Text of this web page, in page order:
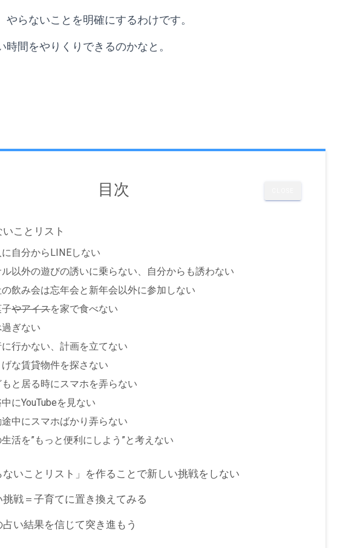
らないことを明確にするわけです。
間をやりくりできるのかなと。
目次
ことリスト
自分からLINEしない
以外の遊びの誘いに乗らない、自分からも誘わない
飲み会は忘年会と新年会以外に参加しない
子やアイスを家で食べない
ぎない
行かない、計画を立てない
げな賃貸物件を探さない
と居る時にスマホを弄らない
にYouTubeを見ない
中にスマホばかり弄らない
活を”もっと便利にしよう”と考えない
ないことリスト」を作ることで新しい挑戦をしない
挑戦＝子育てに置き換えてみる
い結果を信じて突き進もう